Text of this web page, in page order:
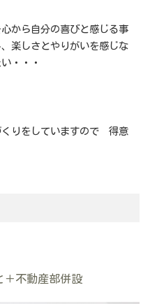
から自分の喜びと感じる事
楽しさとやりがいを感じな
・・・
くりをしていますので 得意
＋不動産部併設